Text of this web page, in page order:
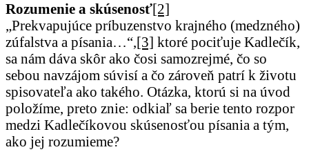
Rozumenie a skúsenosť[2]
„Prekvapujúce príbuzenstvo krajného (medzného)
zúfalstva a písania…“,[3] ktoré pociťuje Kadlečík,
sa nám dáva skôr ako čosi samozrejmé, čo so
sebou navzájom súvisí a čo zároveň patrí k životu
spisovateľa ako takého. Otázka, ktorú si na úvod
položíme, preto znie: odkiaľ sa berie tento rozpor
medzi Kadlečíkovou skúsenosťou písania a tým,
ako jej rozumieme?